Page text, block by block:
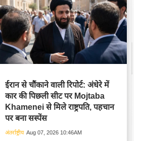
ईरान से चौंकाने वाली रिपोर्ट: अंधेरे में
कार की पिछली सीट पर Mojtaba
Khamenei से मिले राष्ट्रपति, पहचान
पर बना सस्पेंस
अंतर्राष्ट्रीय Aug 07, 2026 10:46AM